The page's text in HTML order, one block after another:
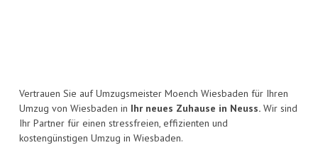
Vertrauen Sie auf Umzugsmeister Moench Wiesbaden für Ihren
Umzug von Wiesbaden in Ihr neues Zuhause in Neuss. Wir sind
Ihr Partner für einen stressfreien, effizienten und
kostengünstigen Umzug in Wiesbaden.